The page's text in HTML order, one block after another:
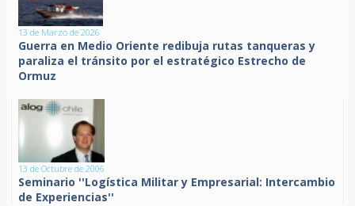
13 de Marzo de 2026
Guerra en Medio Oriente redibuja rutas tanqueras y
paraliza el tránsito por el estratégico Estrecho de
Ormuz
13 de Octubre de 2006
Seminario ''Logística Militar y Empresarial: Intercambio
de Experiencias''